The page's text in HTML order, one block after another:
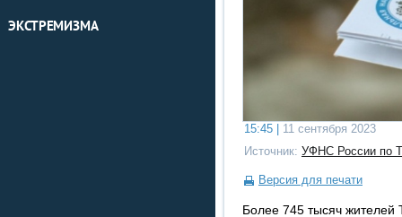
ЭКСТРЕМИЗМА
15:45 |
11 сентября 2023
Источник: УФНС России по
Версия для печати
Более 745 тысяч